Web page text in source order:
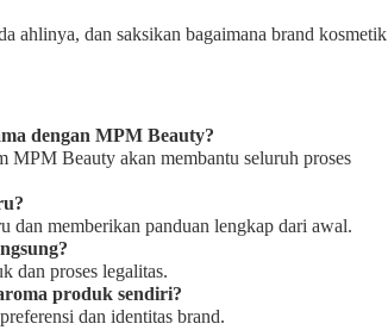
ahlinya, dan saksikan bagaimana brand kosmetik
dengan MPM Beauty?
MPM Beauty akan membantu seluruh proses
dan memberikan panduan lengkap dari awal.
dan proses legalitas.
produk sendiri?
dan identitas brand.